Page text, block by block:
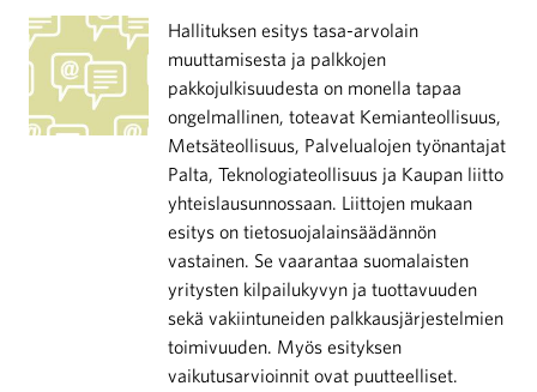
Hallituksen esitys tasa-arvolain
muuttamisesta ja palkkojen
pakkojulkisuudesta on monella tapaa
ongelmallinen, toteavat Kemianteollisuus,
Metsäteollisuus, Palvelualojen työnantajat
Palta, Teknologiateollisuus ja Kaupan liitto
yhteislausunnossaan. Liittojen mukaan
esitys on tietosuojalainsäädännön
vastainen. Se vaarantaa suomalaisten
yritysten kilpailukyvyn ja tuottavuuden
sekä vakiintuneiden palkkausjärjestelmien
toimivuuden. Myös esityksen
vaikutusarvioinnit ovat puutteelliset.